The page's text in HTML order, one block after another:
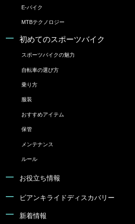
E-バイク
MTBテクノロジー
初めてのスポーツバイク
スポーツバイクの魅力
自転車の選び方
乗り方
服装
おすすめアイテム
保管
メンテナンス
ルール
お役立ち情報
ビアンキライドディスカバリー
新着情報